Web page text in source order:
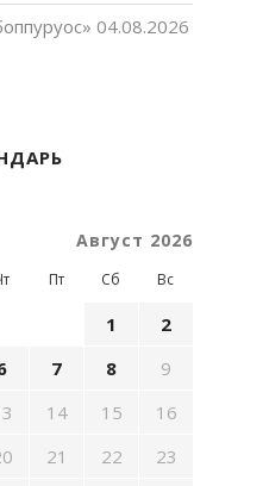
04.08.2026
Август 2026
Пт Сб Вс
1
2
7 8
9
14 15
16
21 22
23